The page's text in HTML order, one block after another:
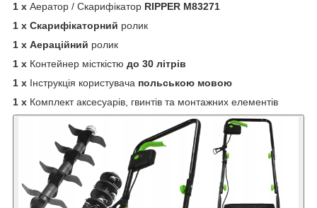
1 x Аератор / Скарифікатор RIPPER M83271
1 x Скарифікаторний ролик
1 x Аераційний ролик
1 x Контейнер місткістю до 30 літрів
1 x Інструкція користувача польською мовою
1 x Комплект аксесуарів, гвинтів та монтажних елементів